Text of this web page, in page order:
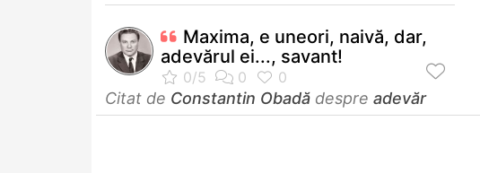
Maxima, e uneori, naivă, dar,
adevărul ei..., savant!
Citat de Constantin Obadă despre adevăr